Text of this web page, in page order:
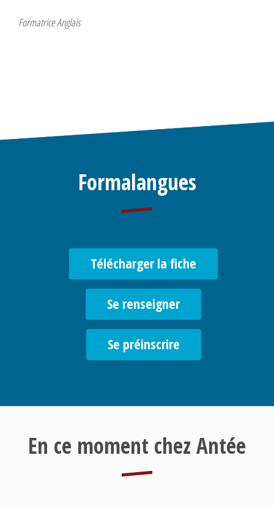
Formatrice Anglais
Formalangues
Télécharger la fiche
Se renseigner
Se préinscrire
En ce moment chez Antée